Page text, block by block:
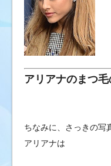
アリアナのまつ
ちなみに、さっきの写
アリアナは